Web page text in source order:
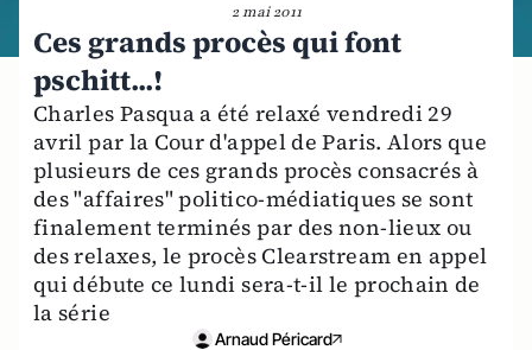
2 mai 2011
Ces grands procès qui font
pschitt...!
Charles Pasqua a été relaxé vendredi 29
avril par la Cour d'appel de Paris. Alors que
plusieurs de ces grands procès consacrés à
des "affaires" politico-médiatiques se sont
finalement terminés par des non-lieux ou
des relaxes, le procès Clearstream en appel
qui débute ce lundi sera-t-il le prochain de
la série
Arnaud Péricard